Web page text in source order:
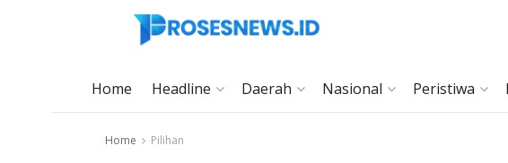
Home Headline Daerah Nasional Peristiwa
Home Pilihan